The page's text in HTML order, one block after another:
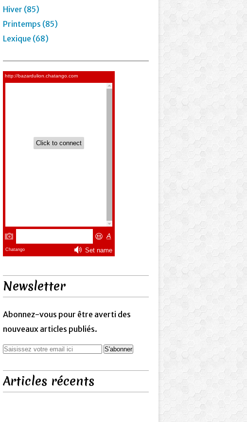
Hiver (85)
Printemps (85)
Lexique (68)
Newsletter
Abonnez-vous pour être averti des
nouveaux articles publiés.
Articles récents